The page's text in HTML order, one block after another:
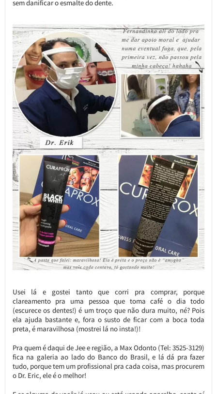
sem danificar o esmalte do dente.
Usei lá e gostei tanto que corri pra comprar, porque
clareamento pra uma pessoa que toma café o dia todo
(escurece os dentes!) é um troço que não dura muito, né? Pois
ela ajuda bastante e, fora o susto de ficar com a boca toda
preta, é maravilhosa (mostrei lá no insta!)!
Pra quem é daqui de Jee e região, a Max Odonto (Tel: 3525-3129)
fica na galeria ao lado do Banco do Brasil, e lá dá pra fazer
tudo, porque tem um profissional pra cada coisa, mas procurem
o Dr. Eric, ele é o melhor!